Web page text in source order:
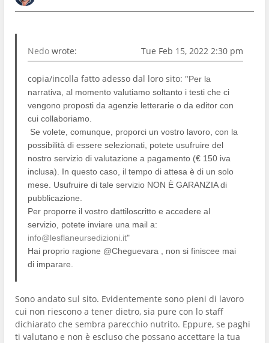
Nedo wrote: Tue Feb 15, 2022 2:30 pm
copia/incolla fatto adesso dal loro sito: " Per la
narrativa, al momento valutiamo soltanto i testi che ci
vengono proposti da agenzie letterarie o da editor con
cui collaboriamo.
Se volete, comunque, proporci un vostro lavoro, con la
possibilità di essere selezionati, potete usufruire del
nostro servizio di valutazione a pagamento (€ 150 iva
inclusa). In questo caso, il tempo di attesa è di un solo
mese. Usufruire di tale servizio NON È GARANZIA di
pubblicazione.
Per proporre il vostro dattiloscritto e accedere al
servizio, potete inviare una mail a:
info@lesflaneursedizioni.it"
Hai proprio ragione @Cheguevara , non si finiscee mai
di imparare.
Sono andato sul sito. Evidentemente sono pieni di lavoro
cui non riescono a tener dietro, sia pure con lo staff
dichiarato che sembra parecchio nutrito. Eppure, se paghi
ti valutano e non è escluso che possano accettare la tua